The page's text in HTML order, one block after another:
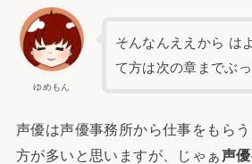
ゆめもん
そんなんええから は
て方は次の章までぶ
声優は声優事務所から仕事をもら
方が多いと思いますが、じゃぁ声